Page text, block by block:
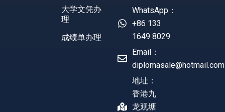
大学文凭办
理
成绩单办理
WhatsApp：
+86 133
1649 8029
Email：
diplomasale@hotmail.com
地址：
香港九
龙观塘